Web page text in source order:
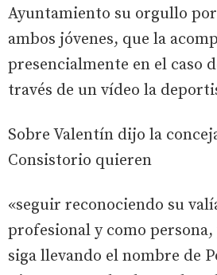
Ayuntamiento su orgullo
ambos jóvenes, que la
presencialmente en el caso
través de un vídeo la
Sobre Valentín dijo la
Consistorio quieren
«seguir reconociendo su
profesional y como
siga llevando el nombre de